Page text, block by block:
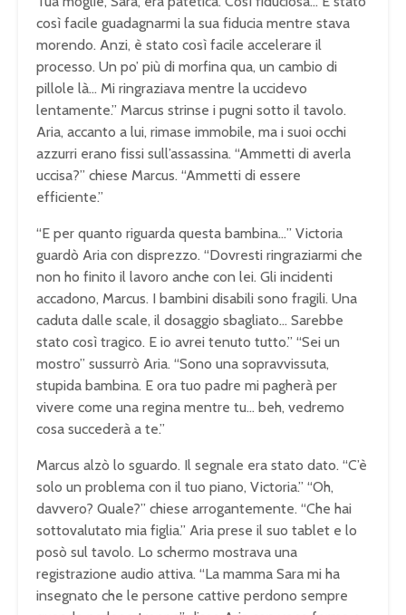
così facile guadagnarmi la sua fiducia mentre stava
morendo. Anzi, è stato così facile accelerare il
processo. Un po’ più di morfina qua, un cambio di
pillole là… Mi ringraziava mentre la uccidevo
lentamente.” Marcus strinse i pugni sotto il tavolo.
Aria, accanto a lui, rimase immobile, ma i suoi occhi
azzurri erano fissi sull’assassina. “Ammetti di averla
uccisa?” chiese Marcus. “Ammetti di essere
efficiente.”
“E per quanto riguarda questa bambina…” Victoria
guardò Aria con disprezzo. “Dovresti ringraziarmi che
non ho finito il lavoro anche con lei. Gli incidenti
accadono, Marcus. I bambini disabili sono fragili. Una
caduta dalle scale, il dosaggio sbagliato… Sarebbe
stato così tragico. E io avrei tenuto tutto.” “Sei un
mostro” sussurrò Aria. “Sono una sopravvissuta,
stupida bambina. E ora tuo padre mi pagherà per
vivere come una regina mentre tu… beh, vedremo
cosa succederà a te.”
Marcus alzò lo sguardo. Il segnale era stato dato. “C’è
solo un problema con il tuo piano, Victoria.” “Oh,
davvero? Quale?” chiese arrogantemente. “Che hai
sottovalutato mia figlia.” Aria prese il suo tablet e lo
posò sul tavolo. Lo schermo mostrava una
registrazione audio attiva. “La mamma Sara mi ha
insegnato che le persone cattive perdono sempre